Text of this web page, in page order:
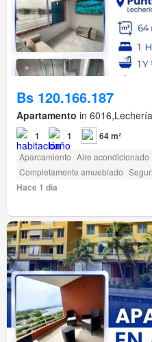
Bs 120.166.187
Apartamento in
1 1 64 m²
Aparcamiento Aire acondicionado
Completamente amueblado
Hace 1 día